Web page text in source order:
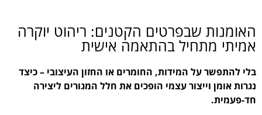
האומנות שבפרטים הקטנים: ריהוט יוקרה
אמיתי מתחיל בהתאמה אישית
בלי להתפשר על המידות, החומרים או החזון העיצובי – כיצד
נגרות אומן וייצור עצמי הופכים את חלל המגורים ליצירה
חד-פעמית.